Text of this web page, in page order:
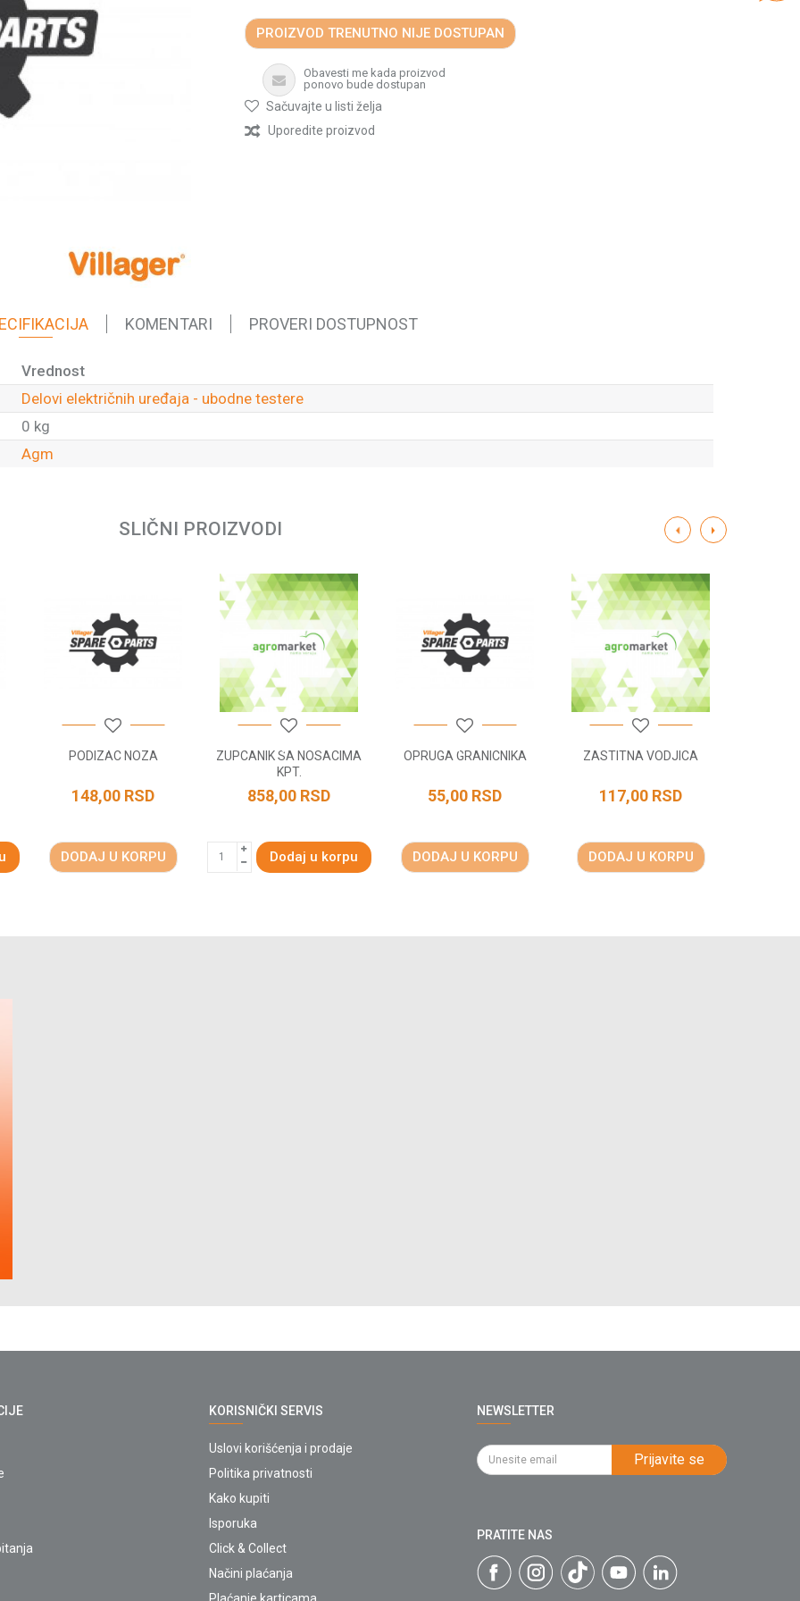
PROIZVOD TRENUTNO NIJE DOSTUPAN
Obavesti me kada proizvod
ponovo bude dostupan
Sačuvajte u listi želja
Uporedite proizvod
KOMENTARI PROVERI DOSTUPNOST
Vrednost
Delovi električnih uređaja - ubodne testere
0 kg
Agm
SLIČNI PROIZVODI
PODIZAC NOZA
148,00 RSD
DODAJ U KORPU
ZUPCANIK SA NOSACIMA
KPT.
858,00 RSD
Dodaj u korpu
OPRUGA GRANICNIKA
55,00 RSD
DODAJ U KORPU
ZASTITNA VODJICA
117,00 RSD
DODAJ U KORPU
KORISNIČKI SERVIS
Uslovi korišćenja i prodaje
Politika privatnosti
Kako kupiti
Isporuka
Click & Collect
Načini plaćanja
NEWSLETTER
Prijavite se
PRATITE NAS